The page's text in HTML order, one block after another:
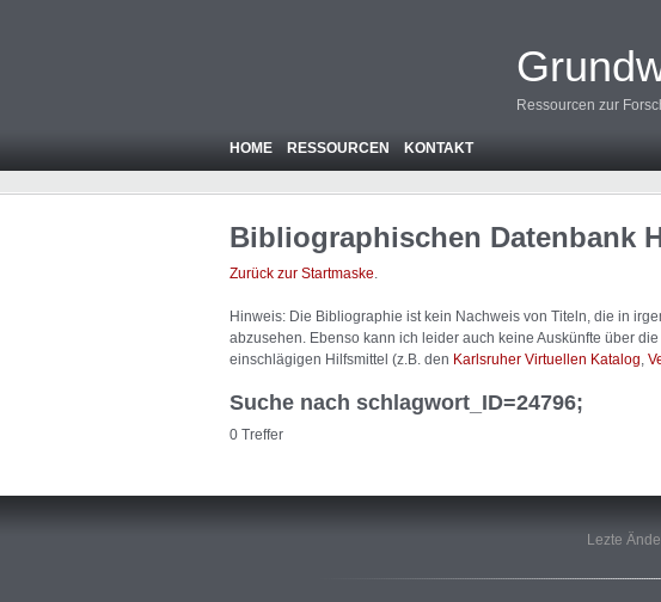
Ressourcen zur
HOME RESSOURCEN KONTAKT
Bibliographischen Datenbank
Zurück zur Startmaske.
Hinweis: Die Bibliographie ist kein Nachweis von Titeln, die in
abzusehen. Ebenso kann ich leider auch keine Auskünfte über
einschlägigen Hilfsmittel (z.B. den Karlsruher Virtuellen Katalog
Suche nach schlagwort_ID=24796;
0 Treffer
Lezte